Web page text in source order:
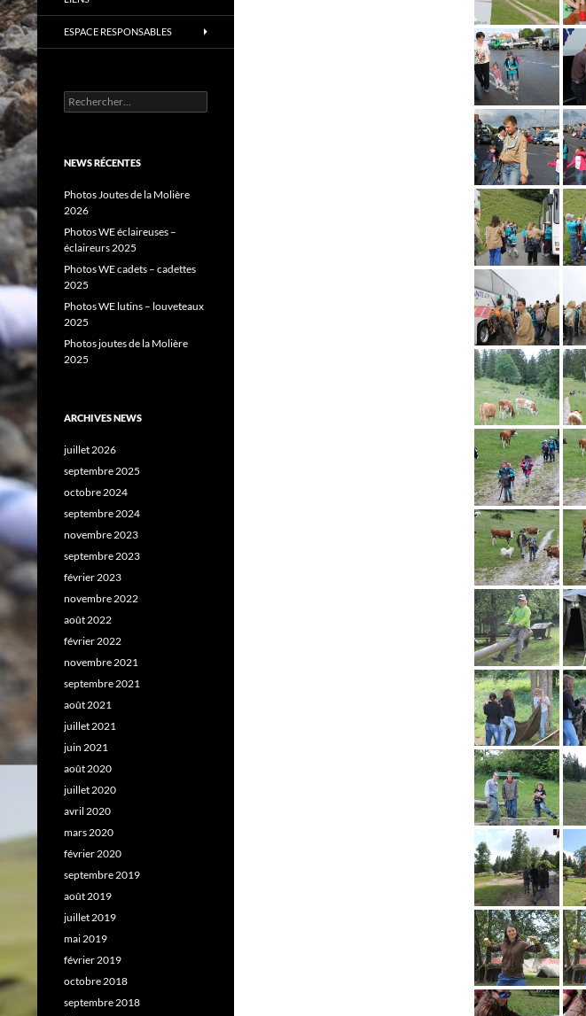
ESPACE RESPONSABLES
Rechercher :
NEWS RÉCENTES
Photos Joutes de la Molière
2026
Photos WE éclaireuses –
éclaireurs 2025
Photos WE cadets – cadettes
2025
Photos WE lutins – louveteaux
2025
Photos joutes de la Molière
2025
ARCHIVES NEWS
juillet 2026
septembre 2025
octobre 2024
septembre 2024
novembre 2023
septembre 2023
février 2023
novembre 2022
août 2022
février 2022
novembre 2021
septembre 2021
août 2021
juillet 2021
juin 2021
août 2020
juillet 2020
avril 2020
mars 2020
février 2020
septembre 2019
août 2019
juillet 2019
mai 2019
février 2019
octobre 2018
septembre 2018